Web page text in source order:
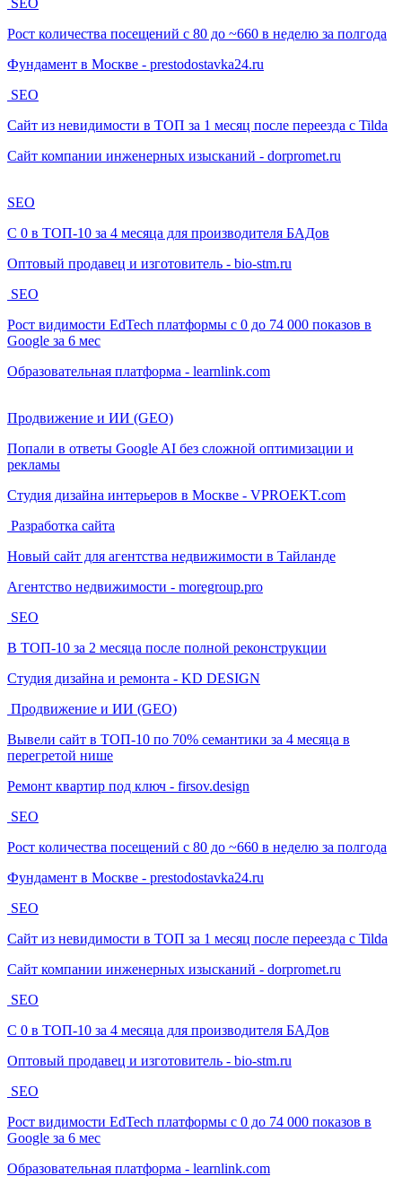
SEO
Рост количества посещений с 80 до ~660 в неделю за полгода
Фундамент в Москве - prestodostavka24.ru
SEO
Сайт из невидимости в ТОП за 1 месяц после переезда с Tilda
Сайт компании инженерных изысканий - dorpromet.ru
SEO
С 0 в ТОП-10 за 4 месяца для производителя БАДов
Оптовый продавец и изготовитель - bio-stm.ru
SEO
Рост видимости EdTech платформы с 0 до 74 000 показов в
Google за 6 мес
Образовательная платформа - learnlink.com
Продвижение и ИИ (GEO)
Попали в ответы Google AI без сложной оптимизации и
рекламы
Студия дизайна интерьеров в Москве - VPROEKT.com
Разработка сайта
Новый сайт для агентства недвижимости в Тайланде
Агентство недвижимости - moregroup.pro
SEO
В ТОП-10 за 2 месяца после полной реконструкции
Студия дизайна и ремонта - KD DESIGN
Продвижение и ИИ (GEO)
Вывели сайт в ТОП-10 по 70% семантики за 4 месяца в
перегретой нише
Ремонт квартир под ключ - firsov.design
SEO
Рост количества посещений с 80 до ~660 в неделю за полгода
Фундамент в Москве - prestodostavka24.ru
SEO
Сайт из невидимости в ТОП за 1 месяц после переезда с Tilda
Сайт компании инженерных изысканий - dorpromet.ru
SEO
С 0 в ТОП-10 за 4 месяца для производителя БАДов
Оптовый продавец и изготовитель - bio-stm.ru
SEO
Рост видимости EdTech платформы с 0 до 74 000 показов в
Google за 6 мес
Образовательная платформа - learnlink.com